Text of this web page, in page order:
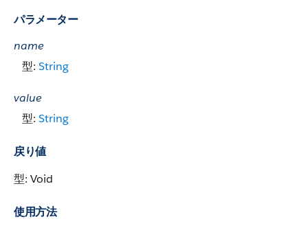
パラメーター
name
型: String
value
型: String
戻り値
型: Void
使用方法